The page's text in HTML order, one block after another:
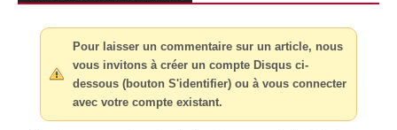
Pour laisser un commentaire sur un article, nous
vous invitons à créer un compte Disqus ci-
dessous (bouton S'identifier) ou à vous connecter
avec votre compte existant.